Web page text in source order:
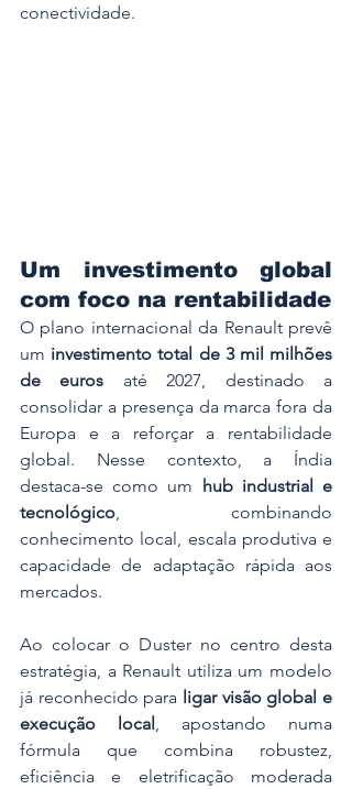
conectividade.
Um investimento global
com foco na rentabilidade
O plano internacional da Renault prevê
um investimento total de 3 mil milhões
de euros até 2027, destinado a
consolidar a presença da marca fora da
Europa e a reforçar a rentabilidade
global. Nesse contexto, a Índia
destaca-se como um hub industrial e
tecnológico, combinando
conhecimento local, escala produtiva e
capacidade de adaptação rápida aos
mercados.
Ao colocar o Duster no centro desta
estratégia, a Renault utiliza um modelo
já reconhecido para ligar visão global e
execução local, apostando numa
fórmula que combina robustez,
eficiência e eletrificação moderada